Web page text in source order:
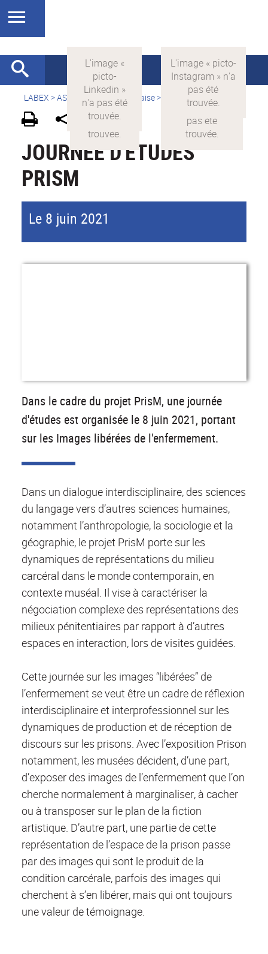
LABEX >ASLAN > Version française> Actualités
JOURNÉE D'ÉTUDES
PRISM
Le 8 juin 2021
Dans le cadre du projet PrisM, une journée
d'études est organisée le 8 juin 2021, portant
sur les Images libérées de l'enfermement.
Dans un dialogue interdisciplinaire, des sciences
du langage vers d’autres sciences humaines,
notamment l’anthropologie, la sociologie et la
géographie, le projet PrisM porte sur les
dynamiques de représentations du milieu
carcéral dans le monde contemporain, en
contexte muséal. Il vise à caractériser la
négociation complexe des représentations des
milieux pénitentiaires par rapport à d’autres
espaces en interaction, lors de visites guidées.
Cette journée sur les images “libérées” de
l’enfermement se veut être un cadre de réflexion
interdisciplinaire et interprofessionnel sur les
dynamiques de production et de réception de
discours sur les prisons. Avec l’exposition Prison
notamment, les musées décident, d’une part,
d’exposer des images de l’enfermement que l’on
cherche normalement à marginaliser, à cacher
ou à transposer sur le plan de la fiction
artistique. D’autre part, une partie de cette
représentation de l’espace de la prison passe
par des images qui sont le produit de la
condition carcérale, parfois des images qui
cherchent à s’en libérer, mais qui ont toujours
une valeur de témoignage.